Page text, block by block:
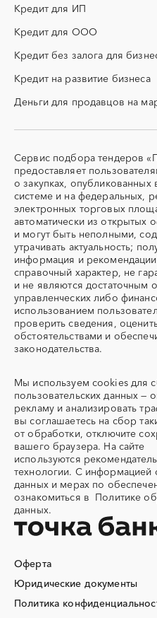
ОКР (опытно-
конструкторские работы)
ПГС (песчано-гравийная
смесь)
СВО
СКУД
ТЭН
(Теплоэлектронагреватель)
УКПГ
Аварийные работы
Авиационные работы
Автобус
Автогрейдер
Автоматизация
Автомобильные весы
Автотранспорт
Адсорбенты
Акварель
Аккумуляторы
Алмазное бурение
Алюминиевые
конструкции
Алюминий
Ангар
Антискалант
Аппараты воздушного
Аренда автобусов
Аренда погрузчика
Аренда спецтехники с
Кредит для ИП
Кредит для ООО
Кредит без залога для
Кредит на развитие бизнеса
Деньги для продавцов на
Оферта
Юридические документы
Политика
Сервис подбора тендеров
предоставляет
о закупках,
системе и на федеральных,
электронных торговых
автоматически из открытых
и могут быть неполными,
утрачивать актуальность;
информация и
справочный характер, не
и не являются достаточным
управленческих либо
использованием
проверить сведения,
обстоятельствами и
законодательства.
Мы используем cookies для
пользовательских данных —
рекламу и анализировать
вы соглашаетесь на сбор
от обработки, отключите
вашего браузера. На сайте
используются
технологии. С информацией
данных и мерах по
ознакомиться в Политике
данных.